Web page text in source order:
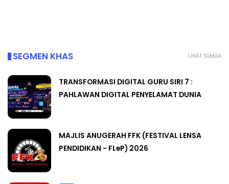
LIHAT SEMUA
SEGMEN KHAS
TRANSFORMASI DIGITAL GURU SIRI 7 :
PAHLAWAN DIGITAL PENYELAMAT DUNIA
MAJLIS ANUGERAH FFK (FESTIVAL LENSA
PENDIDIKAN - FLeP) 2026